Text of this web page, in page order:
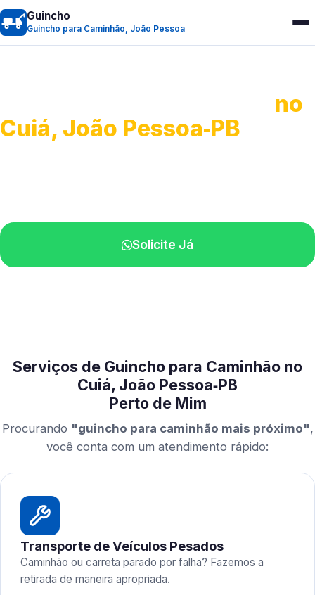
Guincho
Guincho para Caminhão, João Pessoa
no
Cuiá, João Pessoa‑PB
Solicite Já
Serviços de Guincho para Caminhão no
Cuiá, João Pessoa‑PB
Perto de Mim
Procurando "guincho para caminhão mais próximo",
você conta com um atendimento rápido:
Transporte de Veículos Pesados
Caminhão ou carreta parado por falha? Fazemos a
retirada de maneira apropriada.